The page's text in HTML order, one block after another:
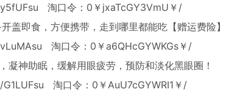
淘口令：0￥jxaTcGY3VmU￥/
即食，方便携带，走到哪里都能吃【赠运费险】
淘口令：0￥a6QHcGYWKGs￥/
神助眠，缓解用眼疲劳，预防和淡化黑眼圈！
淘口令：0￥AuU7cGYWRI1￥/